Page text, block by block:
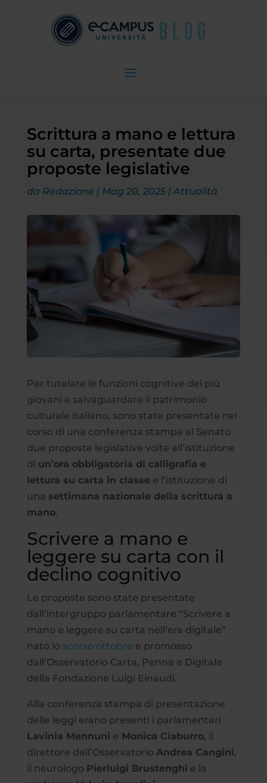
Scrittura a mano e lettura
su carta, presentate due
proposte legislative
da Redazione | Mag 20, 2025|Attualità
Per tutelare le funzioni cognitive dei più
giovani e salvaguardare il patrimonio
culturale italiano, sono state presentate nel
corso di una conferenza stampa al Senato
due proposte legislative volte all’istituzione
di un’ora obbligatoria di calligrafia e
lettura su carta in classe e l’istituzione di
una settimana nazionale della scrittura a
mano.
Scrivere a mano e
leggere su carta con il
declino cognitivo
Le proposte sono state presentate
dall’intergruppo parlamentare “Scrivere a
mano e leggere su carta nell’era digitale”
nato lo scorso ottobre e promosso
dall’Osservatorio Carta, Penna e Digitale
della Fondazione Luigi Einaudi.
Alla conferenza stampa di presentazione
delle leggi erano presenti i parlamentari
Lavinia Mennuni e Monica Ciaburro, il
direttore dell’Osservatorio Andrea Cangini,
il neurologo Pierluigi Brustenghi e la